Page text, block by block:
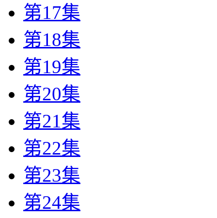
第17集
第18集
第19集
第20集
第21集
第22集
第23集
第24集